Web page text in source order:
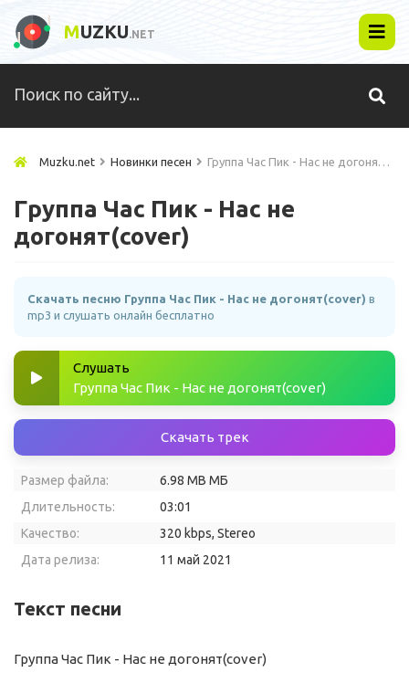
MUZKU.NET
Muzku.net Новинки песен Группа Час Пик - Нас не догонят(cover)
Группа Час Пик - Нас не
догонят(cover)
Скачать песню Группа Час Пик - Нас не догонят(cover) в
mp3 и слушать онлайн бесплатно
Слушать
Группа Час Пик - Нас не догонят(cover)
Скачать трек
Размер файла:
6.98 MB МБ
Длительность:
03:01
Качество:
320 kbps, Stereo
Дата релиза:
11 май 2021
Текст песни
Группа Час Пик - Нас не догонят(cover)